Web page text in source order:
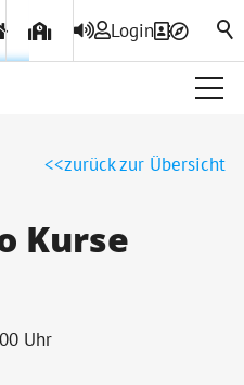
Login
zurück zur Übersicht
Kurse
Uhr